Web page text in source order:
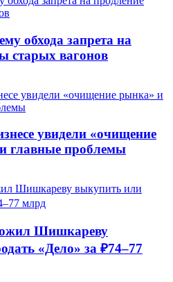
обхода запрета на
старых вагонов
увидели «очищение
главные проблемы
Шишкареву
«Дело» за ₽74–77